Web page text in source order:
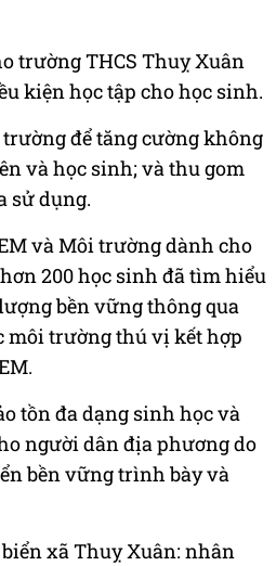
trường THCS Thuỵ Xuân
kiện học tập cho học sinh.
để tăng cường không
và học sinh; và thu gom
sử dụng.
và Môi trường dành cho
200 học sinh đã tìm hiểu
bền vững thông qua
môi trường thú vị kết hợp
tồn đa dạng sinh học và
người dân địa phương do
bền vững trình bày và
xã Thuỵ Xuân: nhân